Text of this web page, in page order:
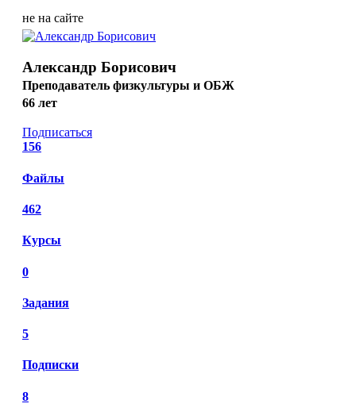
не на сайте
Александр Борисович
Преподаватель физкультуры и ОБЖ
66 лет
Подписаться
156
Файлы
462
Курсы
0
Задания
5
Подписки
8